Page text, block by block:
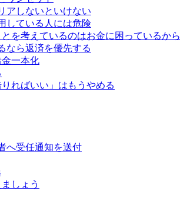
アしないといけない
している人には危険
を考えているのはお金に困っているから
なら返済を優先する
一本化
りればいい」はもうやめる
へ受任通知を送付
しょう